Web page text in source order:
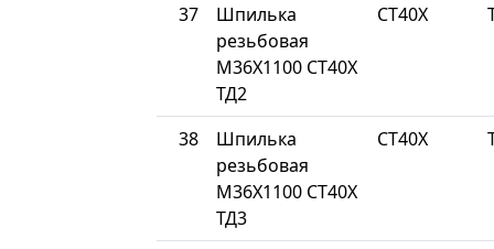
37
Шпилька
резьбовая
М36Х1100 СТ40Х
ТД2
СТ40Х
38
Шпилька
резьбовая
М36Х1100 СТ40Х
ТД3
СТ40Х